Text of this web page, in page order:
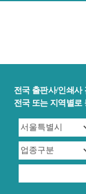
전국 출판사/인쇄사
전국 또는 지역별로